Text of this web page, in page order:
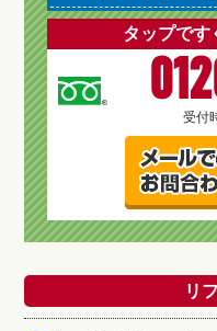
タップです
受付
リ